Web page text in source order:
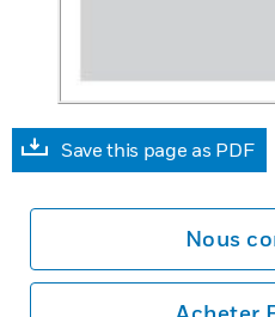
Save this page as PDF
Nous